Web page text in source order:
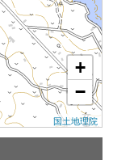
+
−
国土地理院